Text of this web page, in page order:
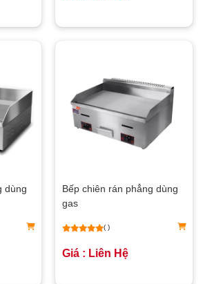
dùng
Bếp chiên rán phẳng dùng
gas
( )
Giá : Liên Hệ